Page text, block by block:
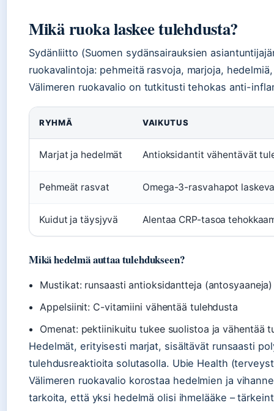
Mikä ruoka laskee tulehdusta?
Sydänliitto (Suomen sydänsairauksien
ruokavalintoja: pehmeitä rasvoja, marjoja,
Välimeren ruokavalio on tutkitusti tehokas anti-
RYHMÄ VAIKUTUS
Marjat ja hedelmät Antioksidantit vähentävät
Pehmeät rasvat Omega-3-rasvahapot
Kuidut ja täysjyvä Alentaa CRP-tasoa
Mikä hedelmä auttaa tulehdukseen?
Mustikat: runsaasti antioksidantteja (antosyaaneja)
Appelsiinit: C-vitamiini vähentää tulehdusta
Omenat: pektiinikuitu tukee suolistoa ja vähentää
Hedelmät, erityisesti marjat, sisältävät runsaasti
tulehdusreaktioita solutasolla. Ubie Health
Välimeren ruokavalio korostaa hedelmien ja
tarkoita, että yksi hedelmä olisi ihmelääke –